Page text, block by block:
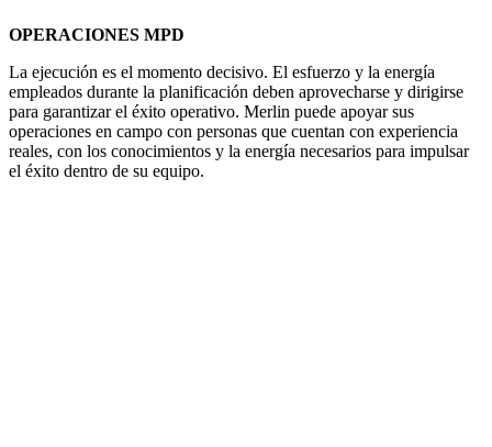
OPERACIONES MPD
La ejecución es el momento decisivo. El esfuerzo y la energía
empleados durante la planificación deben aprovecharse y dirigirse
para garantizar el éxito operativo. Merlin puede apoyar sus
operaciones en campo con personas que cuentan con experiencia
reales, con los conocimientos y la energía necesarios para impulsar
el éxito dentro de su equipo.